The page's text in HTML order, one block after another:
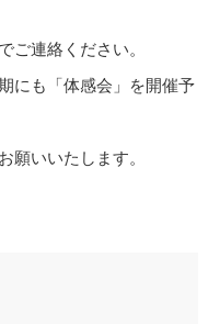
ご連絡ください。
にも「体感会」を開催予
願いいたします。